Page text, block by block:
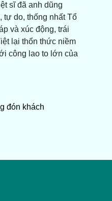
sĩ đã anh dũng
tự do, thống nhất Tổ
và xúc động, trái
lại thổn thức niềm
công lao to lớn của
đón khách